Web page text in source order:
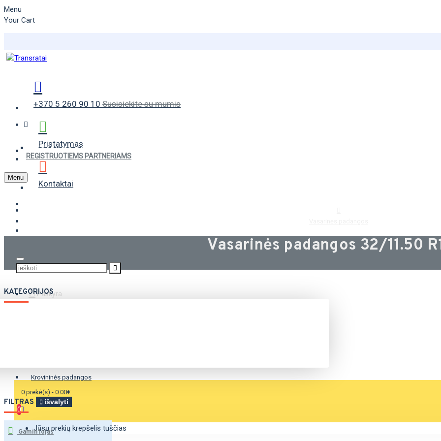
Menu
Your Cart
+370 5 260 90 10 Susisiekite su mumis
Pristatymas
Kontaktai
VASARINĖS PADANGOS
ŽIEMINĖS PADANGOS
Paskyra
0 prekė(s) - 0.00€
0
Jūsų prekių krepšelis tuščias
REGISTRUOTIEMS PARTNERIAMS
Menu
Vasarinės padangos 32/11.50
KATEGORIJOS
Krovininės padangos
FILTRAS išvalyti
Gamintojas